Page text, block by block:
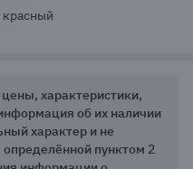
красный
характеристики,
об их наличии
характер и не
пунктом 2